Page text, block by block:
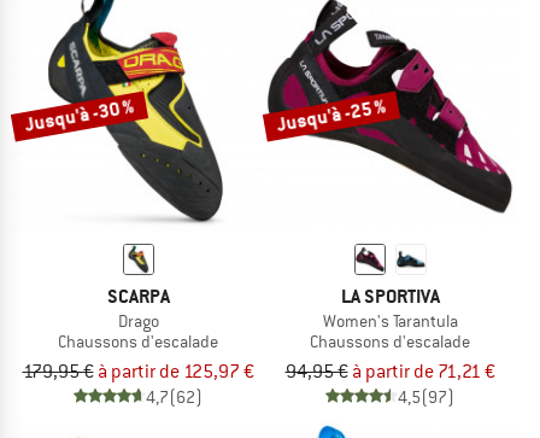
Jusqu'à -30 %
SCARPA
Drago
Chaussons d'escalade
179,95 € à partir de 125,97 €
4,7(62)
Jusqu'à -25 %
LA SPORTIVA
Women's Tarantula
Chaussons d'escalade
94,95 € à partir de 71,21 €
4,5(97)